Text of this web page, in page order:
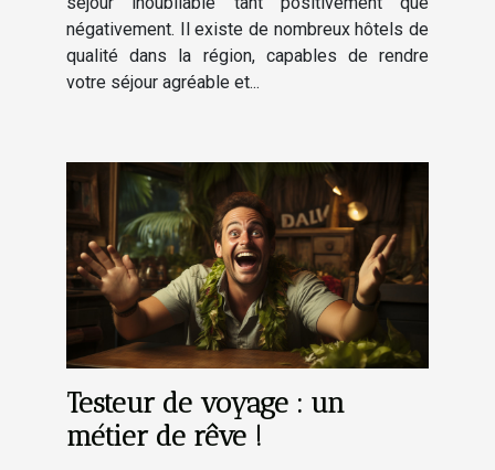
négativement. Il existe de nombreux hôtels de
qualité dans la région, capables de rendre
votre séjour agréable et...
Testeur de voyage : un
métier de rêve !